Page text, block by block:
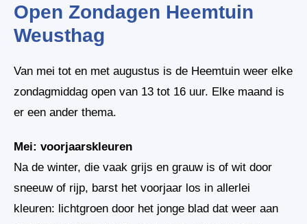
Open Zondagen Heemtuin
Weusthag
Van mei tot en met augustus is de Heemtuin weer elke
zondagmiddag open van 13 tot 16 uur. Elke maand is
er een ander thema.
Mei: voorjaarskleuren
Na de winter, die vaak grijs en grauw is of wit door
sneeuw of rijp, barst het voorjaar los in allerlei
kleuren: lichtgroen door het jonge blad dat weer aan